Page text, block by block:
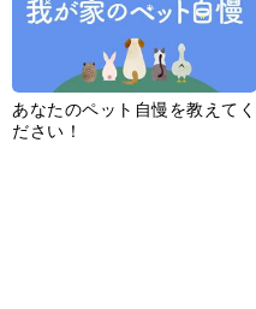
あなたのペット自慢を教えてく
ださい！